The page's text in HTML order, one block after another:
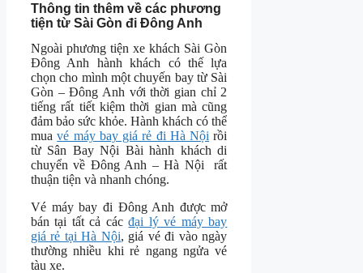
Thông tin thêm về các phương
tiện từ Sài Gòn đi Đông Anh
Ngoài phương tiện xe khách Sài Gòn
Đông Anh hành khách có thế lựa
chọn cho mình một chuyến bay từ Sài
Gòn – Đông Anh với thời gian chỉ 2
tiếng rất tiết kiệm thời gian mà cũng
đảm bảo sức khỏe. Hành khách có thể
muavé máy bay giá rẻ đi Hà Nội rồi
từ Sân Bay Nội Bài hành khách di
chuyển về Đông Anh – Hà Nội rất
thuận tiện và nhanh chóng.
Vé máy bay đi Đông Anh được mở
bán tại tất cả cácđại lý vé máy bay
giá rẻ tại Hà Nội, giá vé đi vào ngày
thường nhiều khi rẻ ngang ngửa vé
tàu xe.